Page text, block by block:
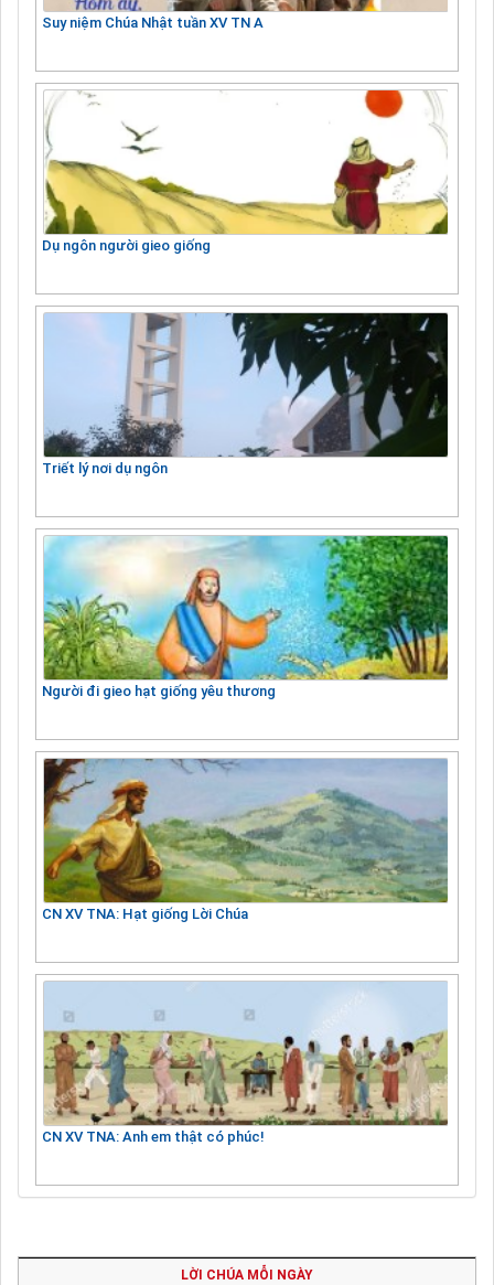
Suy niệm Chúa Nhật tuần XV TN A
Dụ ngôn người gieo giống
Triết lý nơi dụ ngôn
Người đi gieo hạt giống yêu thương
CN XV TNA: Hạt giống Lời Chúa
CN XV TNA: Anh em thật có phúc!
LỜI CHÚA MỖI NGÀY